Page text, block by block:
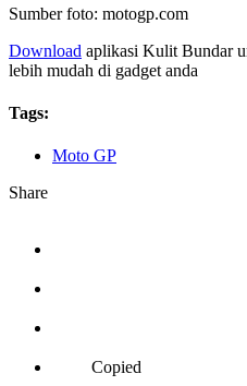
Sumber foto: motogp.com
Download aplikasi Kulit Bundar
lebih mudah di gadget anda
Tags:
Moto GP
Share
Copied